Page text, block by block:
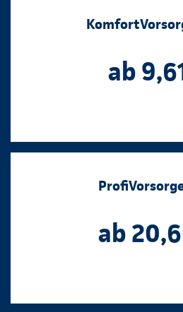
ab
ab